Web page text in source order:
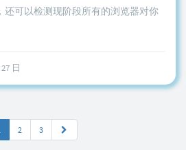
还可以检测现阶段所有的浏览器对你
日
2 3